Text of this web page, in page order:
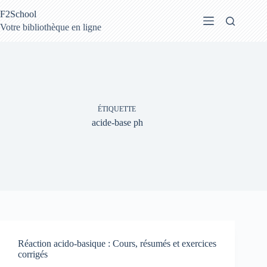
au
contenu
F2School
Votre bibliothèque en ligne
ÉTIQUETTE
acide-base ph
Réaction acido-basique : Cours, résumés et exercices
corrigés